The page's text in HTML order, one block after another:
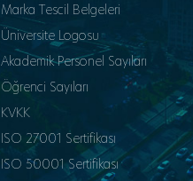
Marka Tescil Belgeleri
Üniversite Logosu
Akademik Personel Sayıları
Öğrenci Sayıları
KVKK
ISO 27001 Sertifikası
ISO 50001 Sertifikası